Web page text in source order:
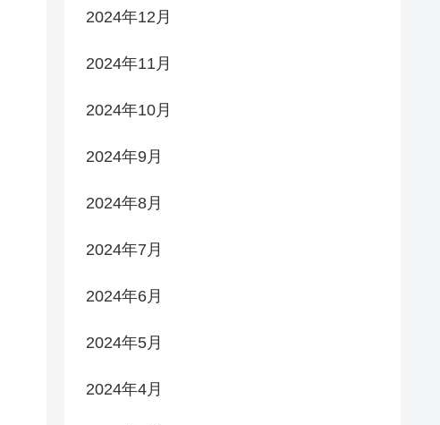
2024年12月
2024年11月
2024年10月
2024年9月
2024年8月
2024年7月
2024年6月
2024年5月
2024年4月